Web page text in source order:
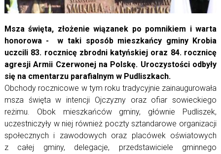
Msza święta, złożenie wiązanek po pomnikiem i warta
honorowa - w taki sposób mieszkańcy gminy Krobia
uczcili 83. rocznicę zbrodni katyńskiej oraz 84. rocznicę
agresji Armii Czerwonej na Polskę. Uroczystości odbyły
się na cmentarzu parafialnym w Pudliszkach.
Obchody rocznicowe w tym roku tradycyjnie zainaugurowała
msza święta w intencji Ojczyzny oraz ofiar sowieckiego
reżimu. Obok mieszkańców gminy, głównie Pudliszek,
uczestniczyły w niej również poczty sztandarowe organizacji
społecznych i zawodowych oraz placówek oświatowych
z całej gminy, delegacje, przedstawiciele gminnego